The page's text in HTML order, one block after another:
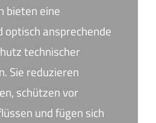
bieten eine
optisch ansprechende
technischer
Sie reduzieren
schützen vor
und fügen sich